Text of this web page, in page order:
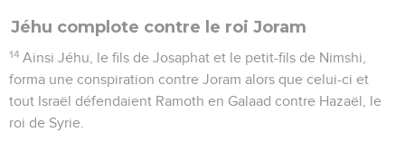
Jéhu complote contre le roi Joram
14 Ainsi Jéhu, le fils de Josaphat et le petit-fils de Nimshi,
forma une conspiration contre Joram alors que celui-ci et
tout Israël défendaient Ramoth en Galaad contre Hazaël, le
roi de Syrie.